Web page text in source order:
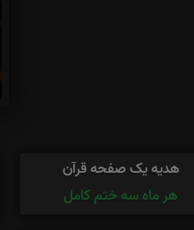
هدیه یک صفحه قرآن
هر ماه سه ختم کامل